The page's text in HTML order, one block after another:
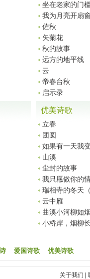
坐在老家的门
我为月亮开扇
佐秋
矢菊花
秋的故事
远方的地平线
云
帝春台秋
启示录
优美诗歌
立春
团圆
如果有一天我
山溪
尘封的故事
我只愿做你的
瑞相寺的冬天
银丝。）
云中雁
曲溪小河柳如
小桥岸，烟柳
爱国诗歌 优美诗歌
关于我们